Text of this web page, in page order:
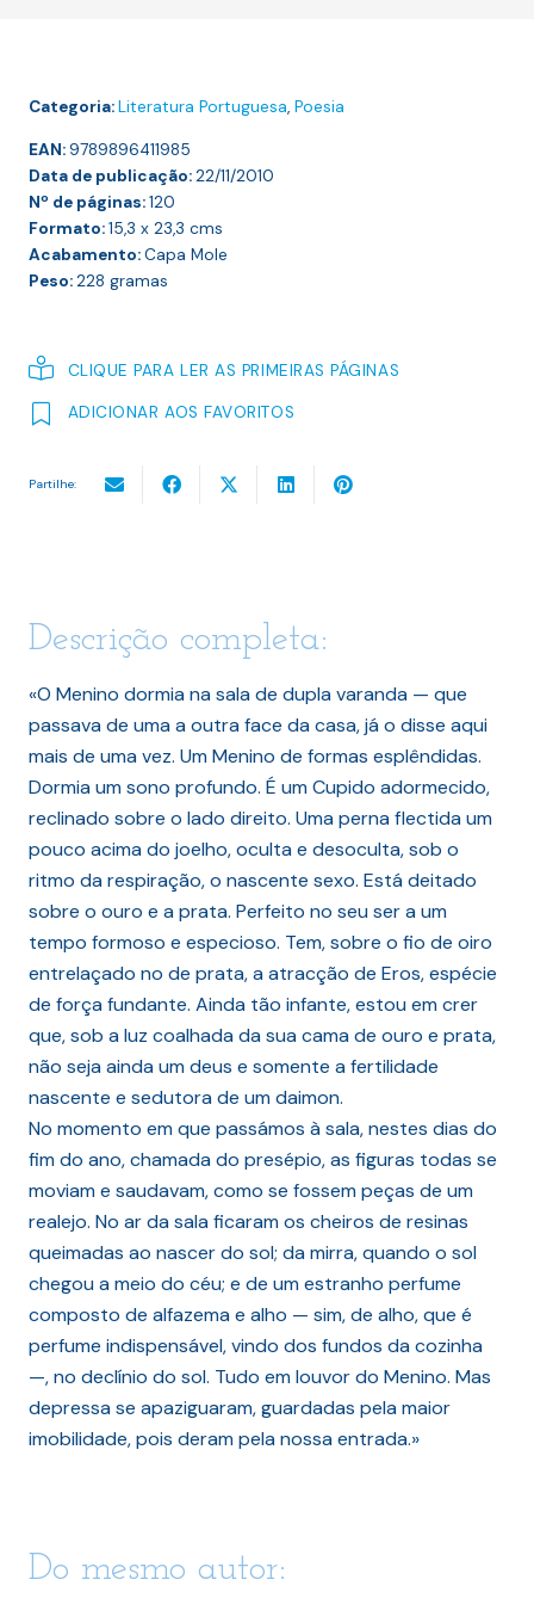
DE
NATAL
Categoria:Literatura Portuguesa, Poesia
EAN:9789896411985
Data de publicação:22/11/2010
Nº de páginas:120
Formato:15,3 x 23,3 cms
Acabamento:Capa Mole
Peso:228 gramas
CLIQUE PARA LER AS PRIMEIRAS PÁGINAS
ADICIONAR AOS FAVORITOS
Partilhe:
Descrição completa:
«O Menino dormia na sala de dupla varanda — que
passava de uma a outra face da casa, já o disse aqui
mais de uma vez. Um Menino de formas esplêndidas.
Dormia um sono profundo. É um Cupido adormecido,
reclinado sobre o lado direito. Uma perna flectida um
pouco acima do joelho, oculta e desoculta, sob o
ritmo da respiração, o nascente sexo. Está deitado
sobre o ouro e a prata. Perfeito no seu ser a um
tempo formoso e especioso. Tem, sobre o fio de oiro
entrelaçado no de prata, a atracção de Eros, espécie
de força fundante. Ainda tão infante, estou em crer
que, sob a luz coalhada da sua cama de ouro e prata,
não seja ainda um deus e somente a fertilidade
nascente e sedutora de um daimon.
No momento em que passámos à sala, nestes dias do
fim do ano, chamada do presépio, as figuras todas se
moviam e saudavam, como se fossem peças de um
realejo. No ar da sala ficaram os cheiros de resinas
queimadas ao nascer do sol; da mirra, quando o sol
chegou a meio do céu; e de um estranho perfume
composto de alfazema e alho — sim, de alho, que é
perfume indispensável, vindo dos fundos da cozinha
—, no declínio do sol. Tudo em louvor do Menino. Mas
depressa se apaziguaram, guardadas pela maior
imobilidade, pois deram pela nossa entrada.»
Do mesmo autor: